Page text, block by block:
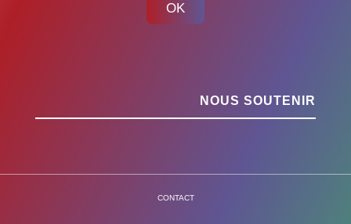
OK
NOUS SOUTENIR
CONTACT